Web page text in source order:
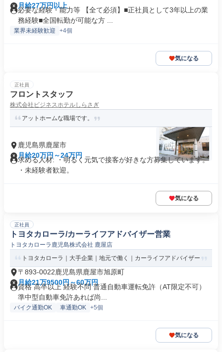
月給27万円以上
必要な経験・能力等 【全て必須】■正社員として3年以上の業
務経験■全国転勤が可能な方 ...
業界未経験歓迎 +4個
気になる
正社員
フロントスタッフ
株式会社ビジネスホテルしらさぎ
アットホームな職場です。
鹿児島県鹿屋市
月給20万円～24万円
求める人材: ・明るく元気で接客が好きな方募集しています。
・未経験者歓迎。
気になる
正社員
トヨタカローラ/カーライフアドバイザー営業
トヨタカローラ鹿児島株式会社 鹿屋店
トヨタカローラ｜大手企業｜地元で働く｜カーライフアドバイザー
〒893-0022鹿児島県鹿屋市旭原町
月給21万9500円～60万円
資格 高卒以上 経験不問 普通自動車運転免許（AT限定不可）
準中型自動車免許あれば尚...
バイク通勤OK 車通勤OK +5個
気になる